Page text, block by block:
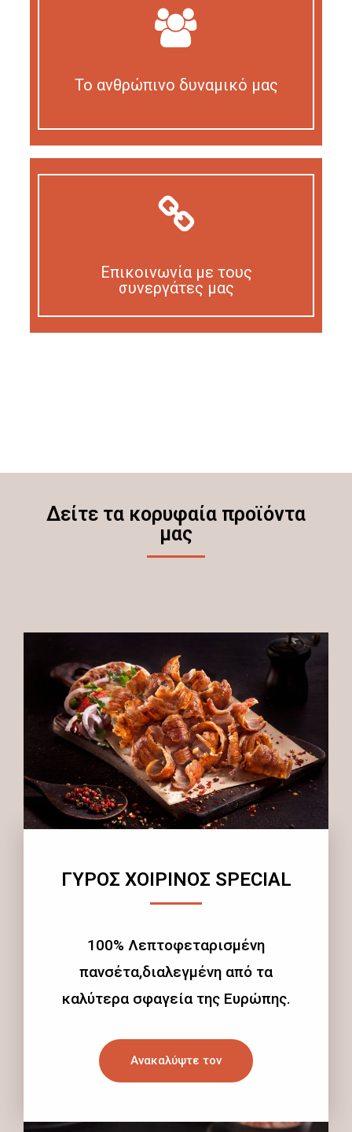
Το ανθρώπινο δυναμικό μας
Επικοινωνία με τους
συνεργάτες μας
Δείτε τα κορυφαία προϊόντα
μας
ΓΥΡΟΣ ΧΟΙΡΙΝΟΣ SPECIAL
100% Λεπτοφεταρισμένη
πανσέτα,διαλεγμένη από τα
καλύτερα σφαγεία της Ευρώπης.
Ανακαλύψτε τον